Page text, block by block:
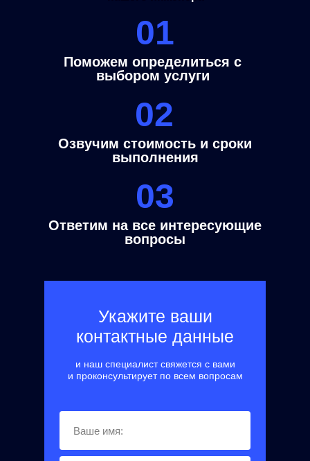
01
Поможем определиться с
выбором услуги
02
Озвучим стоимость и сроки
выполнения
03
Ответим на все интересующие
вопросы
Укажите ваши
контактные данные
и наш специалист свяжется с вами
и проконсультирует по всем вопросам